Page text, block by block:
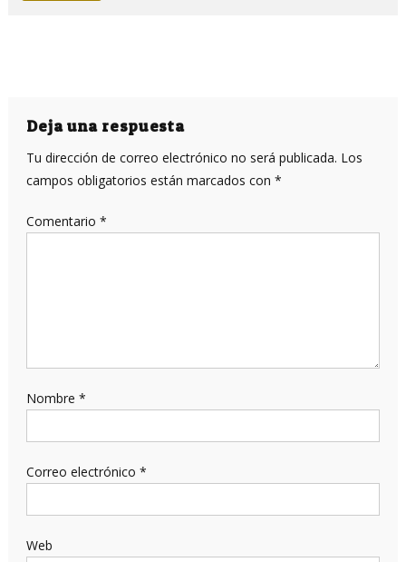
Deja una respuesta
Tu dirección de correo electrónico no será publicada. Los
campos obligatorios están marcados con *
Comentario *
Nombre *
Correo electrónico *
Web